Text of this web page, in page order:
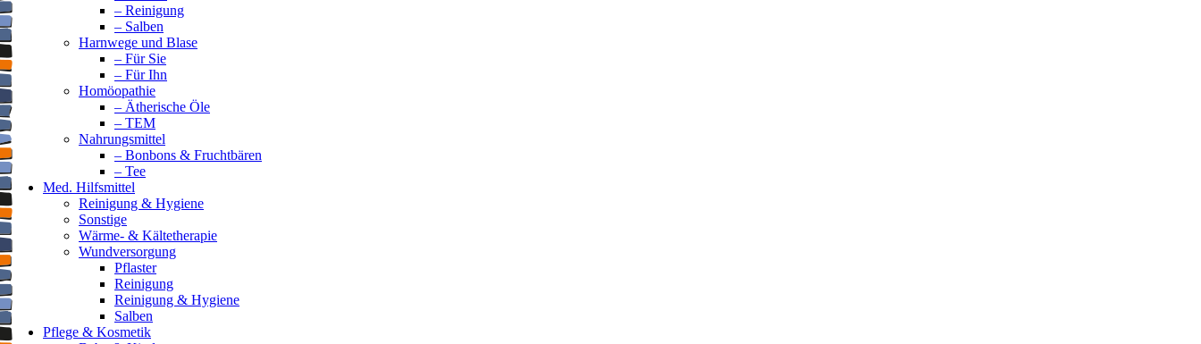
– Reinigung
– Salben
Harnwege und Blase
– Für Sie
– Für Ihn
Homöopathie
– Ätherische Öle
– TEM
Nahrungsmittel
– Bonbons & Fruchtbären
– Tee
Med. Hilfsmittel
Reinigung & Hygiene
Sonstige
Wärme- & Kältetherapie
Wundversorgung
Pflaster
Reinigung
Reinigung & Hygiene
Salben
Pflege & Kosmetik